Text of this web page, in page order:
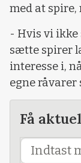
med at spire,
- Hvis vi ikke
sætte spirer
interesse i,
egne råvarer
Få